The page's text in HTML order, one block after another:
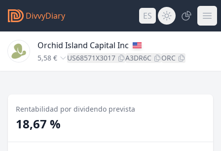
DivvyDiary ES
Orchid Island Capital Inc
5,58 € US68571X3017 A3DR6C ORC
Rentabilidad por dividendo prevista
18,67 %